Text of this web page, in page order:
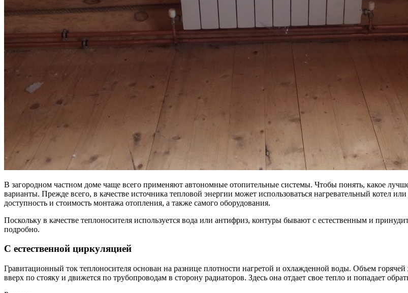
В загородном частном доме чаще всего применяют автономные отопительные системы. Чтобы понять, какое
варианты. Прежде всего, в качестве источника тепловой энергии может использоваться нагревательный котел
доступность и стоимость монтажа отопления, а также самого оборудования.
Поскольку в качестве теплоносителя используется вода или антифриз, контуры бывают с естественным и
подробно.
С естественной циркуляцией
Гравитационный ток теплоносителя основан на разнице плотности нагретой и охлажденной воды. Объем
вверх по стояку и движется по трубопроводам в сторону радиаторов. Здесь она отдает свое тепло и попадает